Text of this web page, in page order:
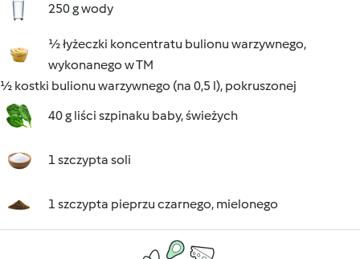
250 g wody
½ łyżeczki koncentratu bulionu warzywnego,
wykonanego w TM
½ kostki bulionu warzywnego (na 0,5 l), pokruszonej
40 g liści szpinaku baby, świeżych
1 szczypta soli
1 szczypta pieprzu czarnego, mielonego